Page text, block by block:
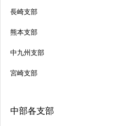
長崎支部
熊本支部
中九州支部
宮崎支部
中部各支部